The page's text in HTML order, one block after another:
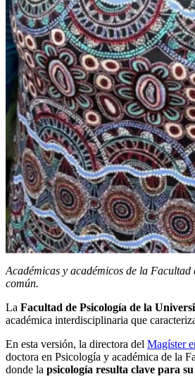
Académicas y académicos de la
común.
La Facultad de Psicología de la
académica interdisciplinaria que
En esta versión, la directora del Magíster
doctora en Psicología y académica de la
donde la psicología resulta clave para